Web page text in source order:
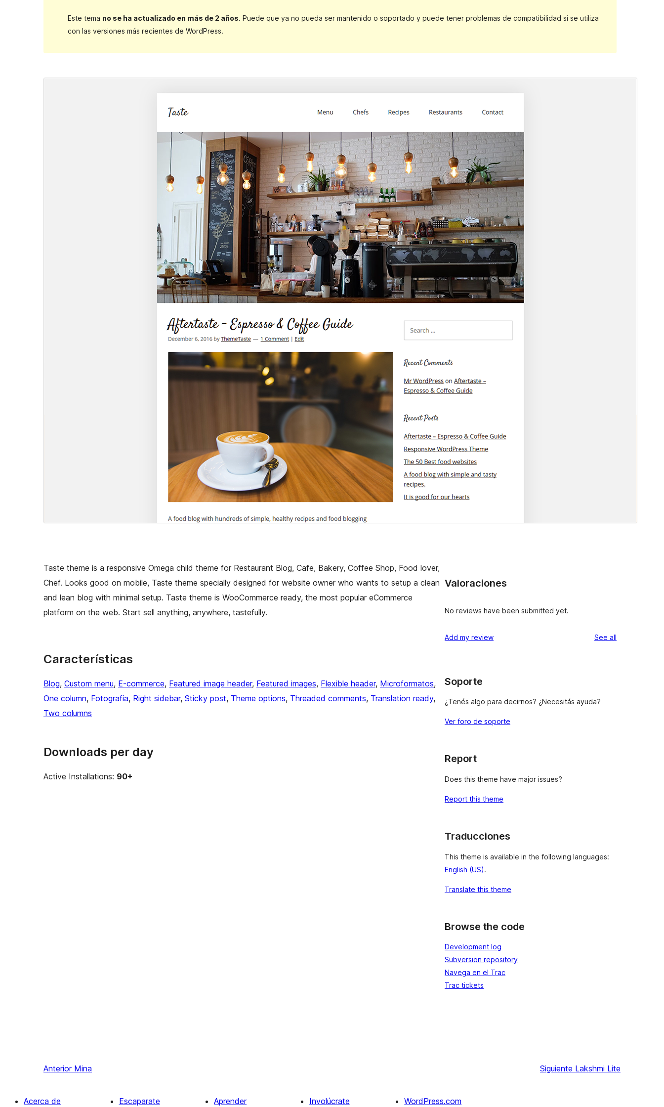
Este tema no se ha actualizado en más de 2 años. Puede que ya no pueda ser mantenido o soportado y puede tener problemas de compatibilidad si se utiliza
con las versiones más recientes de WordPress.
Last updated 17 ’17-06:00′ Febrero ’17-06:00′ 2017
Theme homepage
Taste theme is a responsive Omega child theme for Restaurant Blog, Cafe, Bakery, Coffee Shop, Food lover,
Chef. Looks good on mobile, Taste theme specially designed for website owner who wants to setup a clean
and lean blog with minimal setup. Taste theme is WooCommerce ready, the most popular eCommerce
platform on the web. Start sell anything, anywhere, tastefully.
Características
Blog, Custom menu, E-commerce, Featured image header, Featured images, Flexible header, Microformatos
One column, Fotografía, Right sidebar, Sticky post, Theme options, Threaded comments, Translation ready
Two columns
Downloads per day
Active Installations: 90+
Valoraciones
No reviews have been submitted yet.
Add my review See all
Soporte
¿Tenés algo para decirnos? ¿Necesitás ayuda?
Ver foro de soporte
Report
Does this theme have major issues?
Report this theme
Traducciones
This theme is available in the following languages:
English (US).
Translate this theme
Browse the code
Development log
Subversion repository
Navega en el Trac
Trac tickets
Anterior Mina Siguiente Lakshmi Lite
Acerca de Escaparate Aprender Involúcrate WordPress.com